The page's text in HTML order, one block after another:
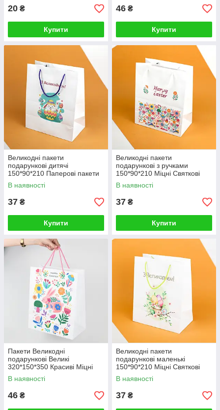
20 ₴
Купити
46 ₴
Купити
Великодні пакети
подарункові дитячі
150*90*210 Паперові пакети
для подарунків з ручками
"Крашанки"
В наявності
37 ₴
Купити
Великодні пакети
подарункові з ручками
150*90*210 Міцні Святкові
пакети з малюнком
В наявності
37 ₴
Купити
Пакети Великодні
подарункові Великі
320*150*350 Красиві Міцні
пакети з ручками
В наявності
46 ₴
Великодні пакети
подарункові маленькі
150*90*210 Міцні Святкові
пакети з ручками
В наявності
37 ₴